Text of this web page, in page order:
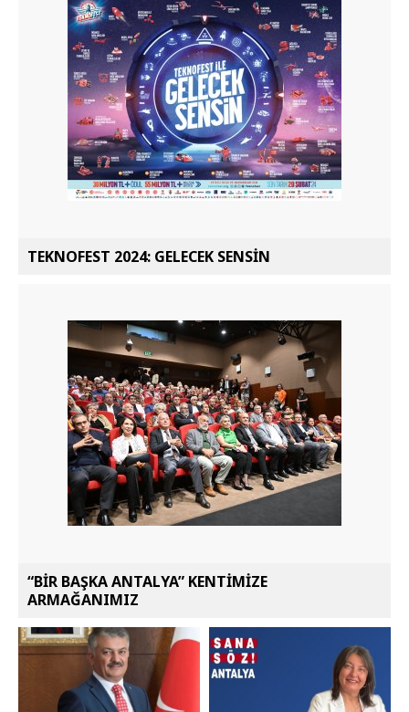
TEKNOFEST 2024: GELECEK SENSİN
“BİR BAŞKA ANTALYA” KENTİMİZE
ARMAĞANIMIZ